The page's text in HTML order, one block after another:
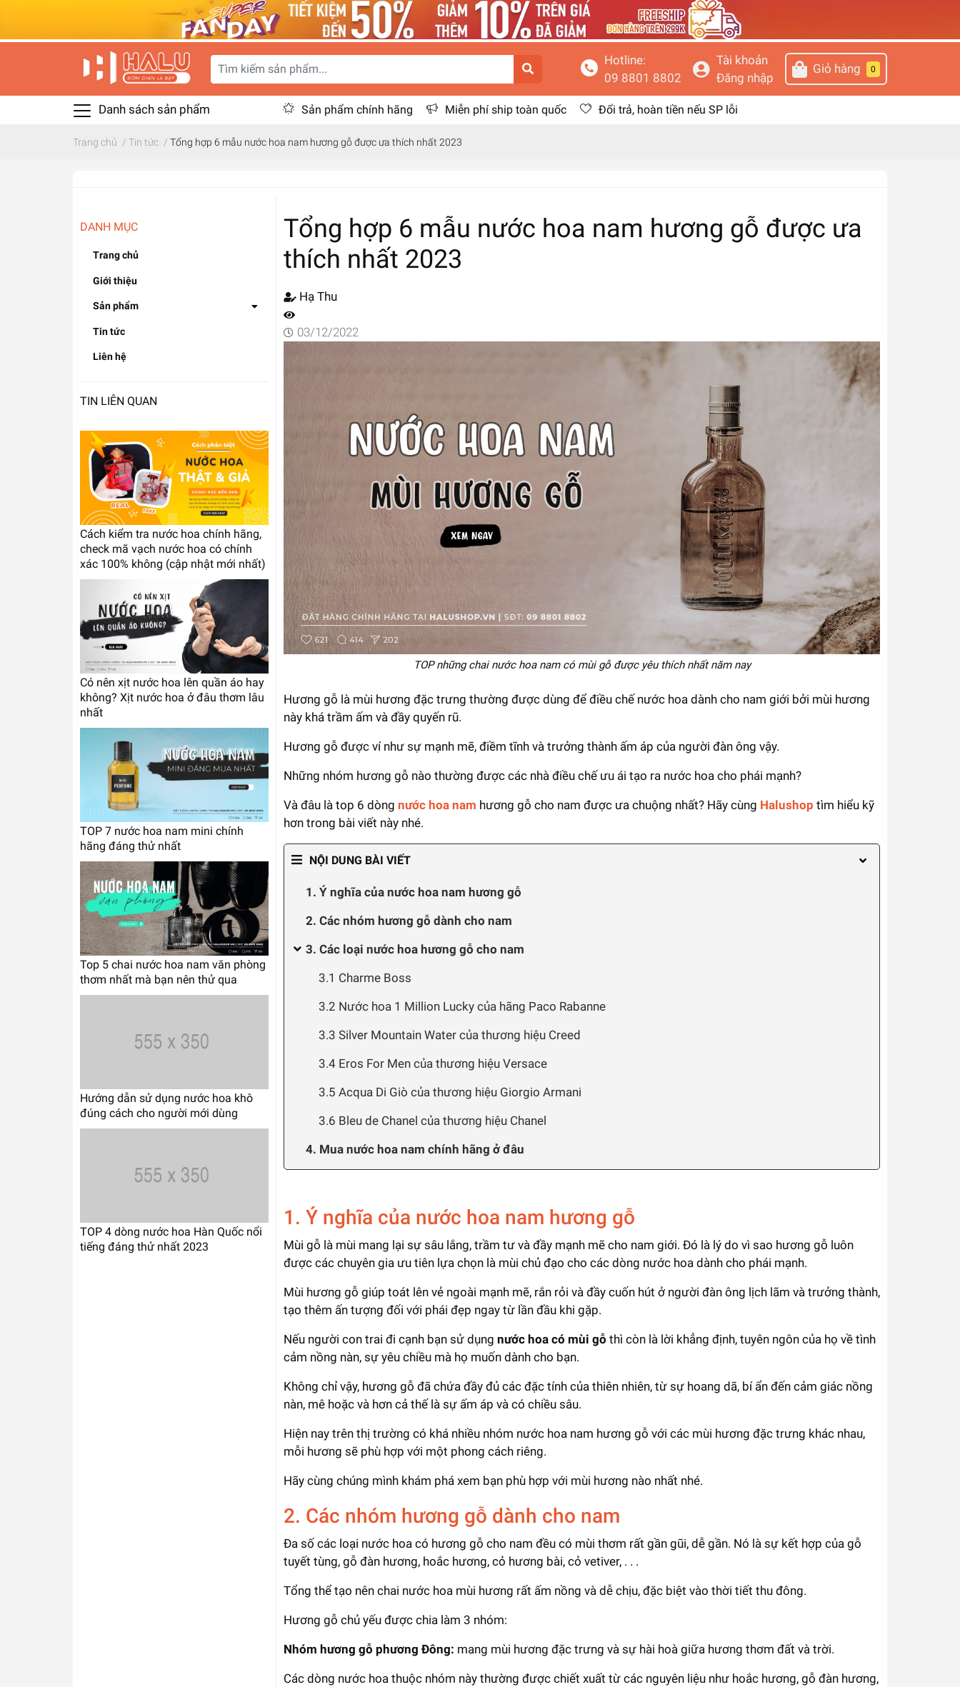
Hotline:
09 8801 8802
Tài khoản
Đăng nhập
Giỏ hàng 0
Danh sách sản phẩm Sản phẩm chính hãng Miễn phí ship toàn quốc Đổi trả, hoàn tiền nếu SP lỗi
Trang chủ / Tin tức / Tổng hợp 6 mẫu nước hoa nam hương gỗ được ưa thích nhất 2023
DANH MỤC
Trang chủ
Giới thiệu
Sản phẩm
Tin tức
Liên hệ
TIN LIÊN QUAN
Cách kiểm tra nước hoa chính hãng,
check mã vạch nước hoa có chính
xác 100% không (cập nhật mới nhất)
Có nên xịt nước hoa lên quần áo hay
không? Xịt nước hoa ở đâu thơm lâu
nhất
TOP 7 nước hoa nam mini chính
hãng đáng thử nhất
Top 5 chai nước hoa nam văn phòng
thơm nhất mà bạn nên thử qua
Hướng dẫn sử dụng nước hoa khô
đúng cách cho người mới dùng
TOP 4 dòng nước hoa Hàn Quốc nổi
tiếng đáng thử nhất 2023
Tổng hợp 6 mẫu nước hoa nam hương gỗ được ưa
thích nhất 2023
Hạ Thu
03/12/2022
TOP những chai nước hoa nam có mùi gỗ được yêu thích nhất năm nay
Hương gỗ là mùi hương đặc trưng thường được dùng để điều chế nước hoa dành cho nam giới bởi mùi hương
này khá trầm ấm và đầy quyến rũ.
Hương gỗ được ví như sự mạnh mẽ, điềm tĩnh và trưởng thành ấm áp của người đàn ông vậy.
Những nhóm hương gỗ nào thường được các nhà điều chế ưu ái tạo ra nước hoa cho phái mạnh?
Và đâu là top 6 dòng nước hoa nam hương gỗ cho nam được ưa chuộng nhất? Hãy cùng Halushop tìm hiểu kỹ
hơn trong bài viết này nhé.
NỘI DUNG BÀI VIẾT
1. Ý nghĩa của nước hoa nam hương gỗ
2. Các nhóm hương gỗ dành cho nam
3. Các loại nước hoa hương gỗ cho nam
3.1 Charme Boss
3.2 Nước hoa 1 Million Lucky của hãng Paco Rabanne
3.3 Silver Mountain Water của thương hiệu Creed
3.4 Eros For Men của thương hiệu Versace
3.5 Acqua Di Giò của thương hiệu Giorgio Armani
3.6 Bleu de Chanel của thương hiệu Chanel
4. Mua nước hoa nam chính hãng ở đâu
1. Ý nghĩa của nước hoa nam hương gỗ
Mùi gỗ là mùi mang lại sự sâu lắng, trầm tư và đầy mạnh mẽ cho nam giới. Đó là lý do vì sao hương gỗ luôn
được các chuyên gia ưu tiên lựa chọn là mùi chủ đạo cho các dòng nước hoa dành cho phái mạnh.
Mùi hương gỗ giúp toát lên vẻ ngoài mạnh mẽ, rắn rỏi và đầy cuốn hút ở người đàn ông lịch lãm và trưởng thành,
tạo thêm ấn tượng đối với phái đẹp ngay từ lần đầu khi gặp.
Nếu người con trai đi cạnh bạn sử dụng nước hoa có mùi gỗ thì còn là lời khẳng định, tuyên ngôn của họ về tình
cảm nồng nàn, sự yêu chiều mà họ muốn dành cho bạn.
Không chỉ vậy, hương gỗ đã chứa đầy đủ các đặc tính của thiên nhiên, từ sự hoang dã, bí ẩn đến cảm giác nồng
nàn, mê hoặc và hơn cả thế là sự ấm áp và có chiều sâu.
Hiện nay trên thị trường có khá nhiều nhóm nước hoa nam hương gỗ với các mùi hương đặc trưng khác nhau,
mỗi hương sẽ phù hợp với một phong cách riêng.
Hãy cùng chúng mình khám phá xem bạn phù hợp với mùi hương nào nhất nhé.
2. Các nhóm hương gỗ dành cho nam
Đa số các loại nước hoa có hương gỗ cho nam đều có mùi thơm rất gần gũi, dễ gần. Nó là sự kết hợp của gỗ
tuyết tùng, gỗ đàn hương, hoắc hương, cỏ hương bài, cỏ vetiver, . . .
Tổng thể tạo nên chai nước hoa mùi hương rất ấm nồng và dễ chịu, đặc biệt vào thời tiết thu đông.
Hương gỗ chủ yếu được chia làm 3 nhóm:
Nhóm hương gỗ phương Đông: mang mùi hương đặc trưng và sự hài hoà giữa hương thơm đất và trời.
Các dòng nước hoa thuộc nhóm này thường được chiết xuất từ các nguyên liệu như hoắc hương, gỗ đàn hương,